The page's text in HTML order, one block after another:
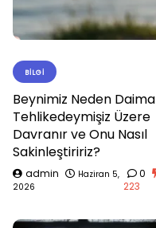
BILGI
Beynimiz Neden Daima
Tehlikedeymişiz Üzere
Davranır ve Onu Nasıl
Sakinleştiririz?
admin
Haziran 5,
2026
0
223